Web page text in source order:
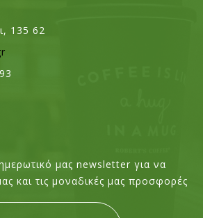
135 62
μας newsletter για να
και τις μοναδικές μας προσφορές